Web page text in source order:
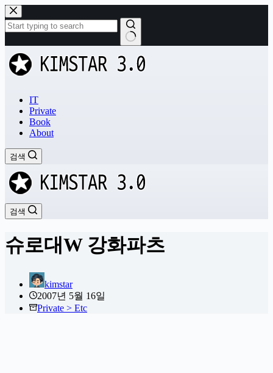
본
문
으
로
건
너
과
없
IT
Private
Book
About
검색
검색
슈로대W 강화파츠
kimstar
2007년 5월 16일
Private > Etc